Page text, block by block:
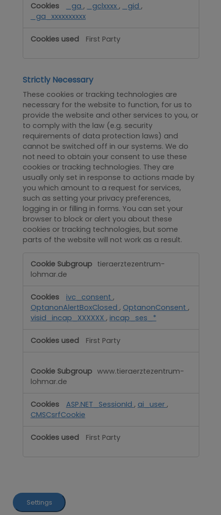
_ga , _gclxxxx , _gid ,
_ga_xxxxxxxxxx
First Party
Strictly Necessary
These cookies or tracking technologies are
necessary for the website to function, for us to
provide the website and other services to you, or
to comply with the law (e.g. security
requirements of data protection laws) and
cannot be switched off in our systems. We do
not need to obtain your consent to use these
cookies or tracking technologies. They are
usually only set in response to actions made by
you which amount to a request for services,
such as setting your privacy preferences,
logging in or filling in forms. You can set your
browser to block or alert you about these
cookies or tracking technologies, but some
parts of the website will not work as a result.
Strictly
Necessary
tieraerztezentrum-
lohmar.de
ivc_consent ,
OptanonAlertBoxClosed , OptanonConsent ,
visid_incap_XXXXXX , incap_ses_*
First Party
www.tieraerztezentrum-
lohmar.de
ASP.NET_SessionId , ai_user ,
CMSCsrfCookie
First Party
Settings